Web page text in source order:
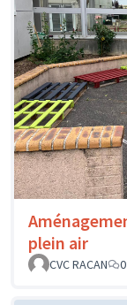
plein air
CVC RACAN
0